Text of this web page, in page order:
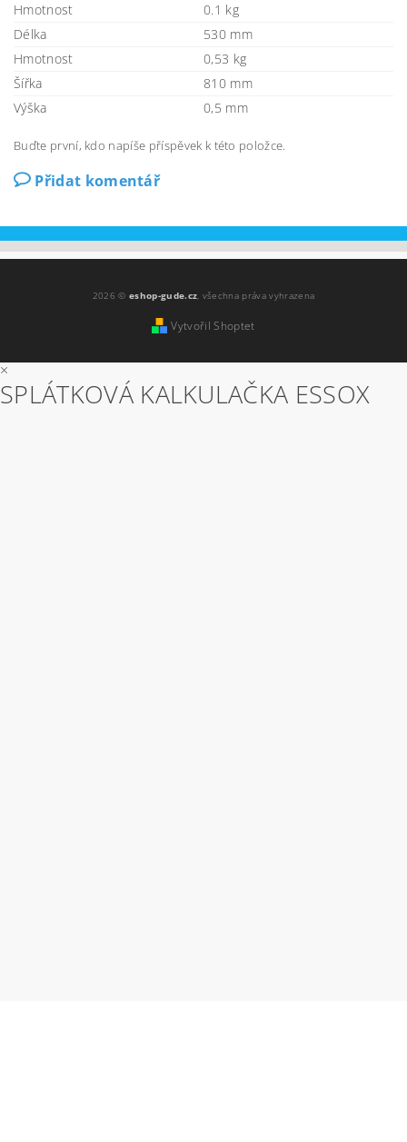
Hmotnost
0.1 kg
Délka
530 mm
Hmotnost
0,53 kg
Šířka
810 mm
Výška
0,5 mm
Buďte první, kdo napíše příspěvek k této položce.
Přidat komentář
2026 ©eshop-gude.cz, všechna práva vyhrazena
Vytvořil Shoptet
×
SPLÁTKOVÁ KALKULAČKA ESSOX